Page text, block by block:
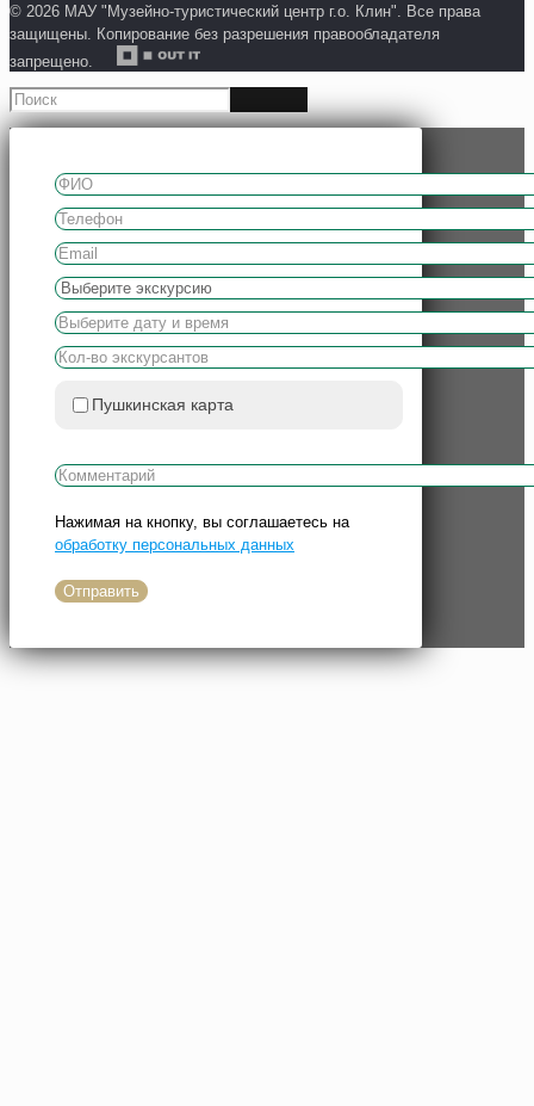
© 2026 МАУ "Музейно-туристический центр г.о. Клин". Все права
защищены. Копирование без разрешения правообладателя
запрещено.
Пушкинская карта
Нажимая на кнопку, вы соглашаетесь на
обработку персональных данных